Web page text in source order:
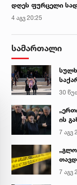
დღეს ფურცელი
და სურვილი
სასწაულმოქმედი
ქართლში
4 აგვ 20:25
სამართალი
30
ის
იყო
7 აგვ
7 აგვ